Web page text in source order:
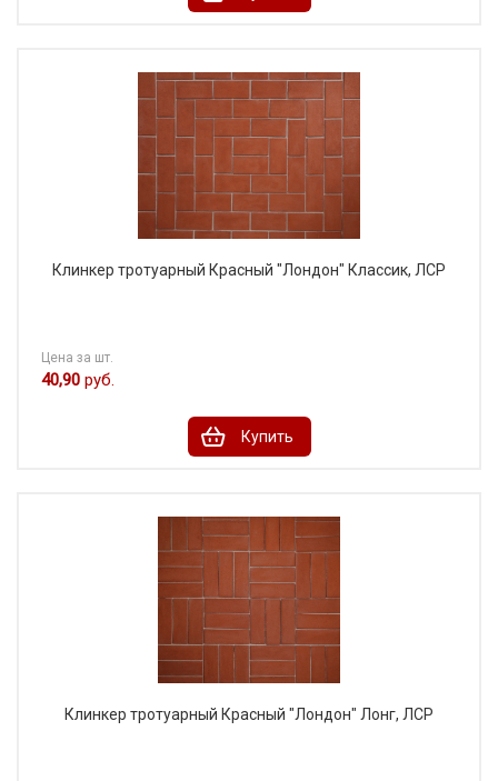
Клинкер тротуарный Красный "Лондон" Классик, ЛСР
Цена за шт.
40,90 руб.
Купить
Клинкер тротуарный Красный "Лондон" Лонг, ЛСР